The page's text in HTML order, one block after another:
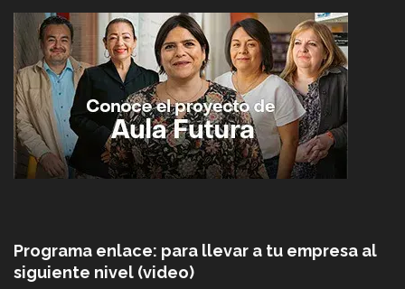
Programa enlace: para llevar a tu empresa al
siguiente nivel (video)